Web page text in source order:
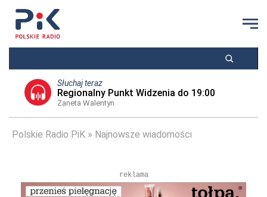
Słuchaj teraz
Regionalny Punkt Widzenia do 19:00
Żaneta Walentyn
Polskie Radio PiK Najnowsze wiadomości
reklama